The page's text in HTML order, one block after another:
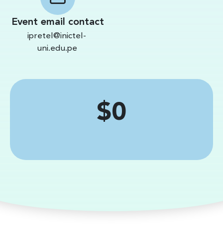
Event email contact
ipretel@inictel-
uni.edu.pe
Price
$0